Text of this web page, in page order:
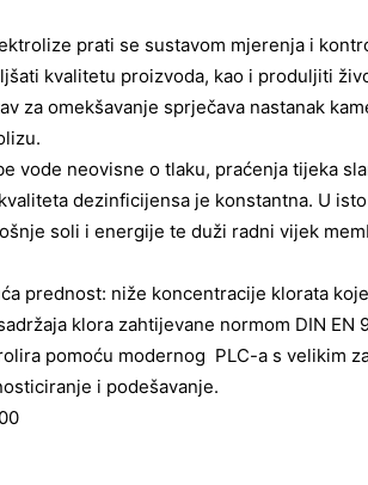
prati se sustavom mjerenja i
kvalitetu proizvoda, kao i produljiti
za omekšavanje sprječava nastanak
vode neovisne o tlaku, praćenja tijeka
dezinficijensa je konstantna. U
soli i energije te duži radni vijek
prednost: niže koncentracije klorata
klora zahtijevane normom DIN EN
pomoću modernog PLC-a s velikim
i podešavanje.